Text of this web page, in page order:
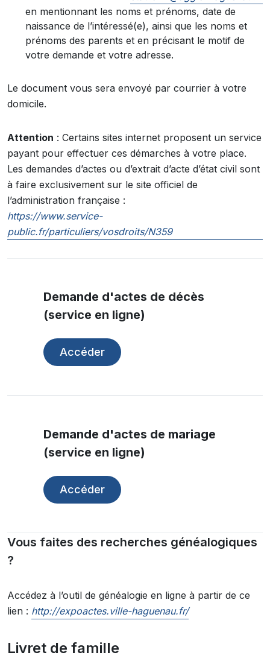
en mentionnant les noms et prénoms, date de
naissance de l’intéressé(e), ainsi que les noms et
prénoms des parents et en précisant le motif de
votre demande et votre adresse.
Le document vous sera envoyé par courrier à votre
domicile.
Attention : Certains sites internet proposent un service
payant pour effectuer ces démarches à votre place.
Les demandes d’actes ou d’extrait d’acte d’état civil sont
à faire exclusivement sur le site officiel de
l’administration française :
https://www.service-
public.fr/particuliers/vosdroits/N359
Demande d'actes de décès
(service en ligne)
Accéder
Demande d'actes de mariage
(service en ligne)
Accéder
Vous faites des recherches généalogiques
?
Accédez à l’outil de généalogie en ligne à partir de ce
lien : http://expoactes.ville-haguenau.fr/
Livret de famille